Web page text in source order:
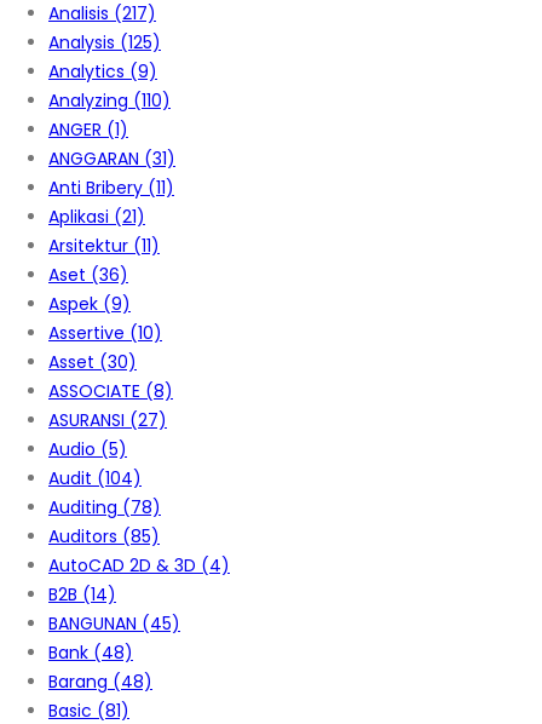
Analisis (217)
Analysis (125)
Analytics (9)
Analyzing (110)
ANGER (1)
ANGGARAN (31)
Anti Bribery (11)
Aplikasi (21)
Arsitektur (11)
Aset (36)
Aspek (9)
Assertive (10)
Asset (30)
ASSOCIATE (8)
ASURANSI (27)
Audio (5)
Audit (104)
Auditing (78)
Auditors (85)
AutoCAD 2D & 3D (4)
B2B (14)
BANGUNAN (45)
Bank (48)
Barang (48)
Basic (81)